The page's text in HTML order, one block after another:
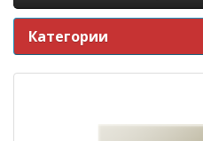
Категории